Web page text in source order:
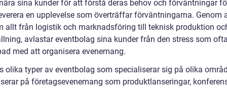
sina kunder för att förstå deras behov och förväntningar
en upplevelse som överträffar förväntningarna. Genom
allt från logistik och marknadsföring till teknisk produktion
avlastar eventbolag sina kunder från den stress som
med att organisera evenemang.
olika typer av eventbolag som specialiserar sig på olika
på företagsevenemang som produktlanseringar,